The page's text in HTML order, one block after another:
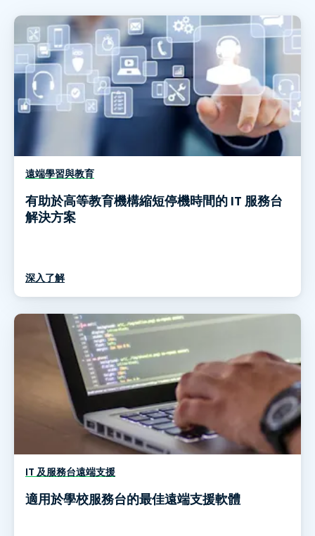
遠端學習與教育
有助於高等教育機構縮短停機時間的 IT 服務台
解決方案
深入了解
IT 及服務台遠端支援
適用於學校服務台的最佳遠端支援軟體